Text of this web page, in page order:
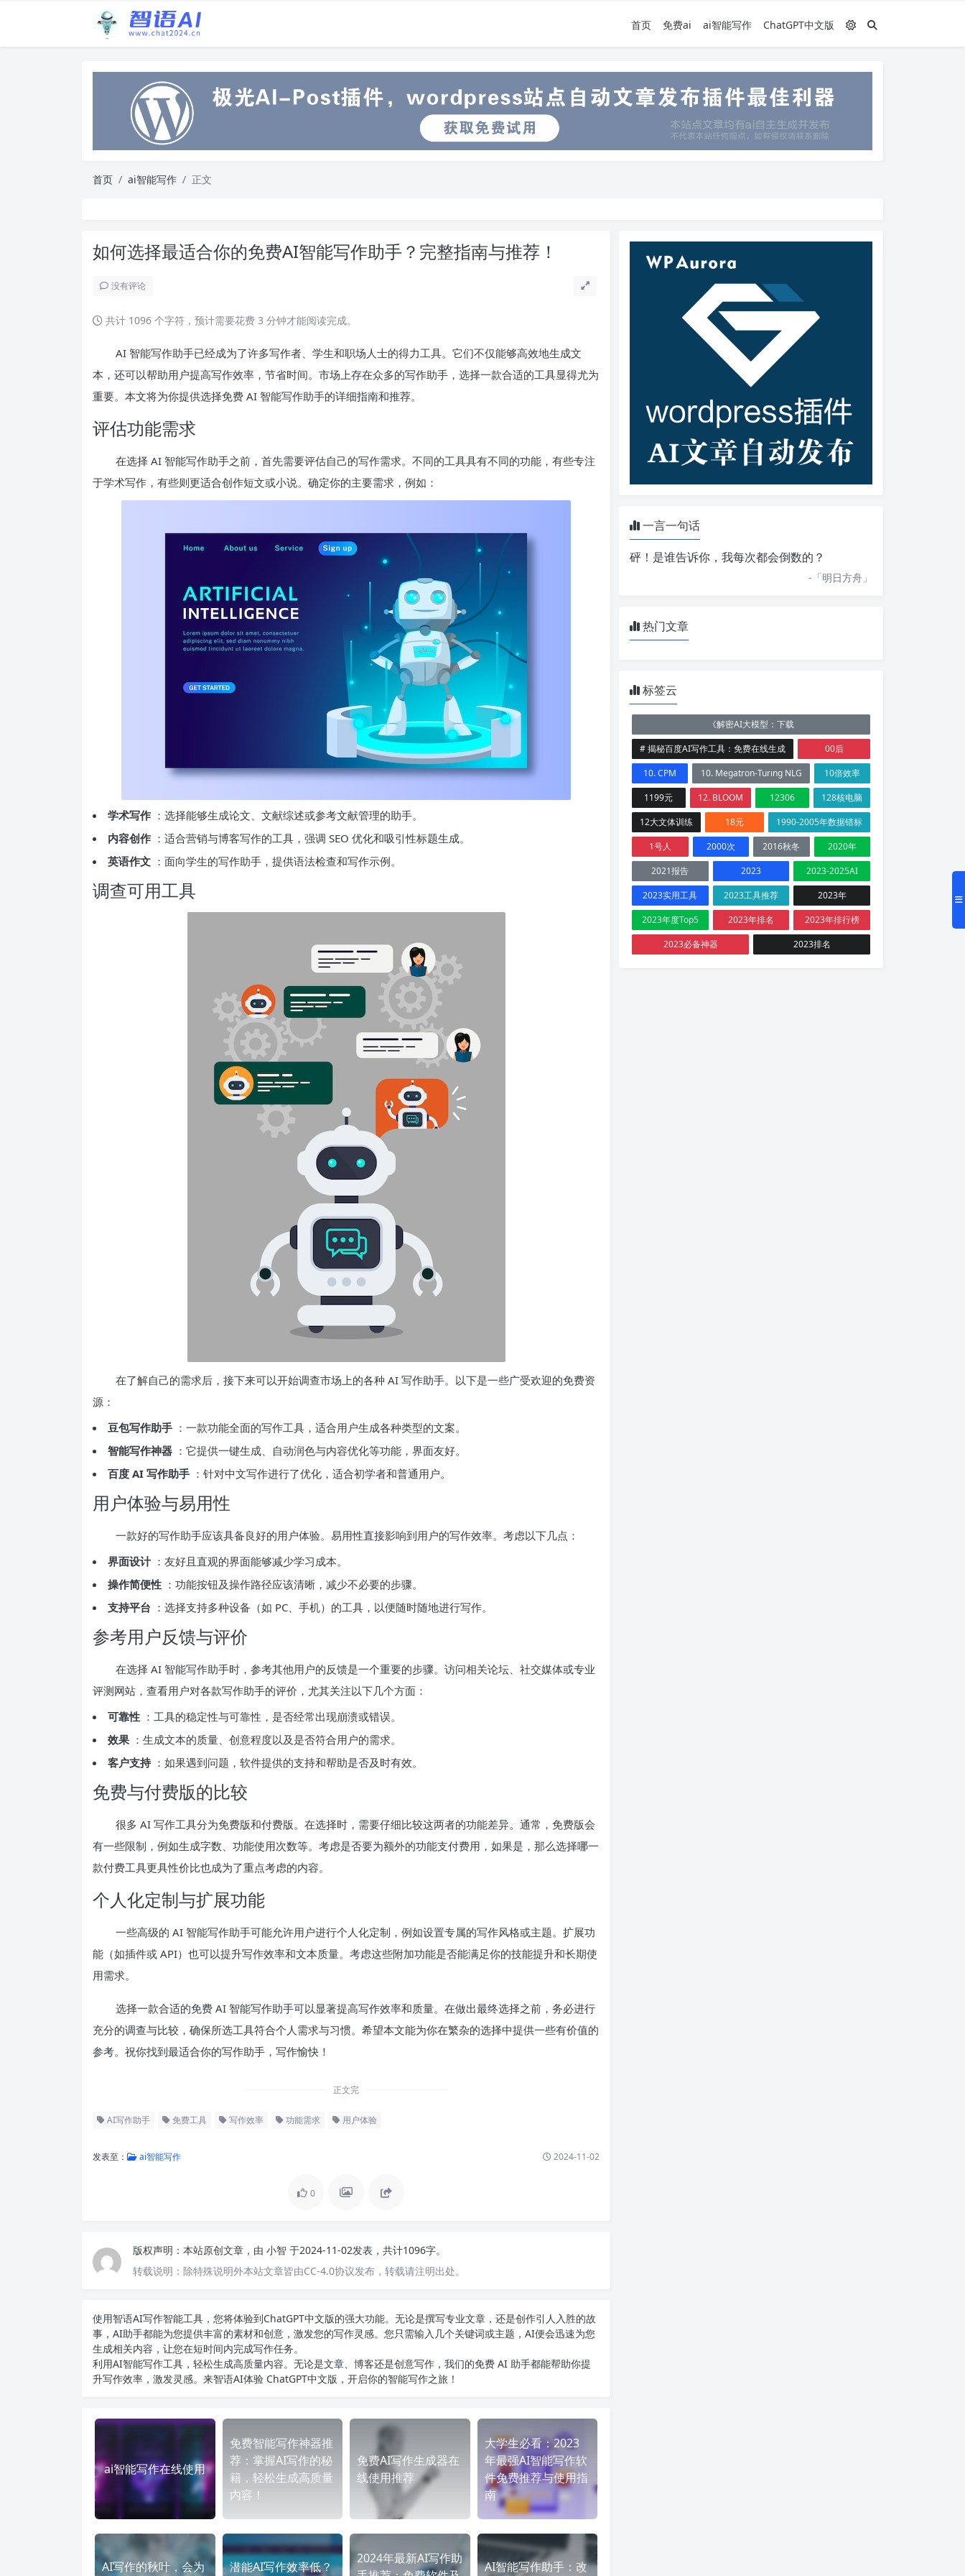
首页 免费ai ai智能写作 ChatGPT中文版
首页 ai智能写作 正文
如何选择最适合你的免费AI智能写作助手？完整指南与推荐！
没有评论
共计 1096 个字符，预计需要花费 3 分钟才能阅读完成。
AI 智能写作助手已经成为了许多写作者、学生和职场人士的得力工具。它们不仅能够高效地生成文
本，还可以帮助用户提高写作效率，节省时间。市场上存在众多的写作助手，选择一款合适的工具显得尤为
重要。本文将为你提供选择免费 AI 智能写作助手的详细指南和推荐。
评估功能需求
在选择 AI 智能写作助手之前，首先需要评估自己的写作需求。不同的工具具有不同的功能，有些专注
于学术写作，有些则更适合创作短文或小说。确定你的主要需求，例如：
学术写作 ：选择能够生成论文、文献综述或参考文献管理的助手。
内容创作 ：适合营销与博客写作的工具，强调 SEO 优化和吸引性标题生成。
英语作文 ：面向学生的写作助手，提供语法检查和写作示例。
调查可用工具
在了解自己的需求后，接下来可以开始调查市场上的各种 AI 写作助手。以下是一些广受欢迎的免费资
源：
豆包写作助手 ：一款功能全面的写作工具，适合用户生成各种类型的文案。
智能写作神器 ：它提供一键生成、自动润色与内容优化等功能，界面友好。
百度 AI 写作助手 ：针对中文写作进行了优化，适合初学者和普通用户。
用户体验与易用性
一款好的写作助手应该具备良好的用户体验。易用性直接影响到用户的写作效率。考虑以下几点：
界面设计 ：友好且直观的界面能够减少学习成本。
操作简便性 ：功能按钮及操作路径应该清晰，减少不必要的步骤。
支持平台 ：选择支持多种设备（如 PC、手机）的工具，以便随时随地进行写作。
参考用户反馈与评价
在选择 AI 智能写作助手时，参考其他用户的反馈是一个重要的步骤。访问相关论坛、社交媒体或专业
评测网站，查看用户对各款写作助手的评价，尤其关注以下几个方面：
可靠性 ：工具的稳定性与可靠性，是否经常出现崩溃或错误。
效果 ：生成文本的质量、创意程度以及是否符合用户的需求。
客户支持 ：如果遇到问题，软件提供的支持和帮助是否及时有效。
免费与付费版的比较
很多 AI 写作工具分为免费版和付费版。在选择时，需要仔细比较这两者的功能差异。通常，免费版会
有一些限制，例如生成字数、功能使用次数等。考虑是否要为额外的功能支付费用，如果是，那么选择哪一
款付费工具更具性价比也成为了重点考虑的内容。
个人化定制与扩展功能
一些高级的 AI 智能写作助手可能允许用户进行个人化定制，例如设置专属的写作风格或主题。扩展功
能（如插件或 API）也可以提升写作效率和文本质量。考虑这些附加功能是否能满足你的技能提升和长期使
用需求。
选择一款合适的免费 AI 智能写作助手可以显著提高写作效率和质量。在做出最终选择之前，务必进行
充分的调查与比较，确保所选工具符合个人需求与习惯。希望本文能为你在繁杂的选择中提供一些有价值的
参考。祝你找到最适合你的写作助手，写作愉快！
正文完
AI写作助手 免费工具 写作效率 功能需求 用户体验
发表至： ai智能写作 2024-11-02
0
版权声明： 本站原创文章，由 小智 于2024-11-02发表，共计1096字。
转载说明： 除特殊说明外本站文章皆由CC-4.0协议发布，转载请注明出处。
使用智语AI写作智能工具，您将体验到ChatGPT中文版的强大功能。无论是撰写专业文章，还是创作引人入胜的故
事，AI助手都能为您提供丰富的素材和创意，激发您的写作灵感。您只需输入几个关键词或主题，AI便会迅速为您
生成相关内容，让您在短时间内完成写作任务。
利用AI智能写作工具，轻松生成高质量内容。无论是文章、博客还是创意写作，我们的免费 AI 助手都能帮助你提
升写作效率，激发灵感。来智语AI体验 ChatGPT中文版 ，开启你的智能写作之旅！
ai智能写作在线使用
免费智能写作神器推
荐：掌握AI写作的秘
籍，轻松生成高质量
内容！
免费AI写作生成器在
线使用推荐
大学生必看：2023
年最强AI智能写作软
件免费推荐与使用指
南
AI写作的秋叶，会为
潜能AI写作效率低？
2024年最新AI写作助
AI智能写作助手：改
一言一句话
砰！是谁告诉你，我每次都会倒数的？
-「明日方舟 」
热门文章
标签云
《解密AI大模型：下载
# 揭秘百度AI写作工具：免费在线生成
00后
10. CPM
10. Megatron-Turing NLG
10倍效率
1199元
12. BLOOM 12306
128核电脑
12大文体训练
18元
1990-2005年数据错标
1号人
2000次 2016秋冬
2020年
2021报告
2023
2023-2025AI
2023实用工具
2023工具推荐
2023年
2023年度Top5
2023年排名
2023年排行榜
2023必备神器
2023排名